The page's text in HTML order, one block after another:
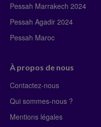
Pessah Marrakech 2024
Pessah Agadir 2024
Pessah Maroc
À propos de nous
Contactez-nous
Qui sommes-nous ?
Mentions légales